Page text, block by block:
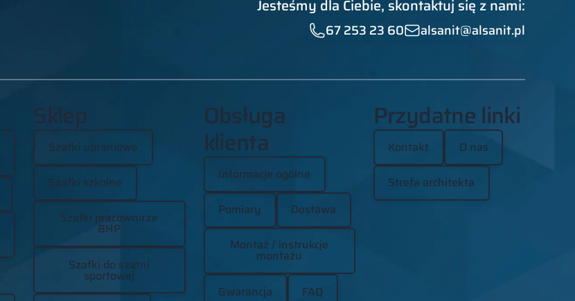
Jesteśmy dla Ciebie, skontaktuj się z nami:
67 253 23 60 alsanit@alsanit.pl
Sklep
Szafki ubraniowe
Szafki szkolne
Szafki pracownicze
BHP
Szafki do szatni
sportowej
Obsługa
klienta
Informacje ogólne
Pomiary Dostawa
Montaż / instrukcje
montażu
Gwarancja FAQ
Przydatne linki
Kontakt O nas
Strefa architekta